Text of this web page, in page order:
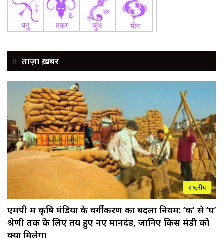
ताज़ा ख़बर
राष्ट्रीय
एमपी में कृषि मंडियों के वर्गीकरण का बदला नियम: ‘क’ से ‘घ’
श्रेणी तक के लिए तय हुए नए मानदंड, जानिए किस मंडी को
क्या मिलेगा